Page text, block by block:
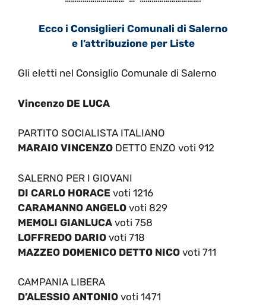
Ecco i Consiglieri Comunali di Salerno
e l’attribuzione per Liste
Gli eletti nel Consiglio Comunale di Salerno
Vincenzo DE LUCA
PARTITO SOCIALISTA ITALIANO
MARAIO VINCENZO DETTO ENZO voti 912
SALERNO PER I GIOVANI
DI CARLO HORACE voti 1216
CARAMANNO ANGELO voti 829
MEMOLI GIANLUCA voti 758
LOFFREDO DARIO voti 718
MAZZEO DOMENICO DETTO NICO voti 711
CAMPANIA LIBERA
D’ALESSIO ANTONIO voti 1471